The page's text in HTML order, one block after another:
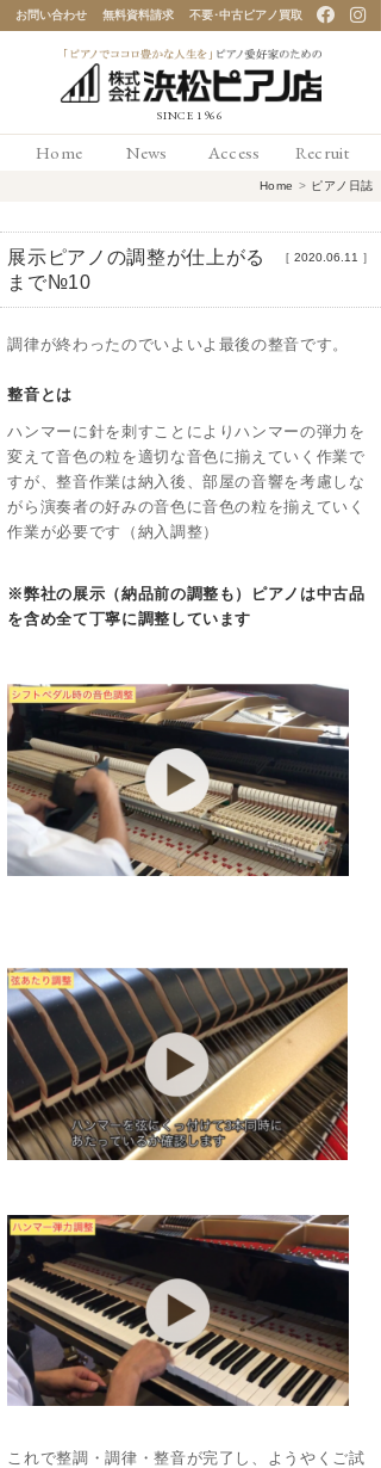
「ピアノでココロ豊かな
人生を」ピアノ愛好家の
ための 浜松ピアノ店
お問い合わせ 無料資料請求 不要･中古ピアノ買取
Home News Access Recruit
Home > ピアノ日誌
［ 2020.06.11 ］
展示ピアノの調整が仕上がる
まで№10
調律が終わったのでいよいよ最後の整音です。
整音とは
ハンマーに針を刺すことによりハンマーの弾力を
変えて音色の粒を適切な音色に揃えていく作業で
すが、整音作業は納入後、部屋の音響を考慮しな
がら演奏者の好みの音色に音色の粒を揃えていく
作業が必要です（納入調整）
※弊社の展示（納品前の調整も）ピアノは中古品
を含め全て丁寧に調整しています
これで整調・調律・整音が完了し、ようやくご試